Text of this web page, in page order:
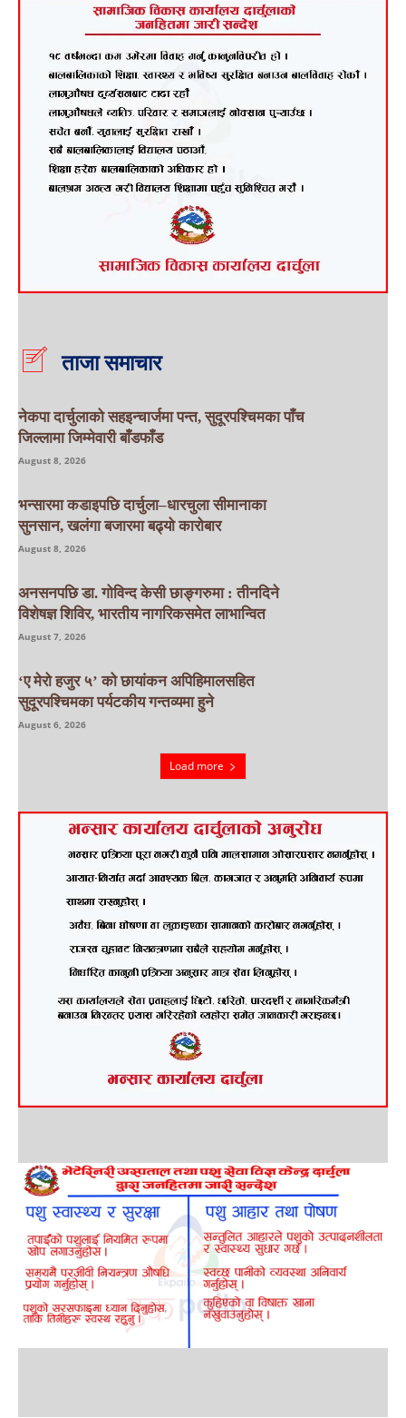
ताजा समाचार
नेकपा दार्चुलाको सहइन्चार्जमा पन्त, सुदूरपश्चिमका पाँच
जिल्लामा जिम्मेवारी बाँडफाँड
August 8, 2026
भन्सारमा कडाइपछि दार्चुला–धारचुला सीमानाका
सुनसान, खलंगा बजारमा बढ्यो कारोबार
August 8, 2026
अनसनपछि डा. गोविन्द केसी छाङ्गरुमा : तीनदिने
विशेषज्ञ शिविर, भारतीय नागरिकसमेत लाभान्वित
August 7, 2026
‘ए मेरो हजुर ५’ को छायांकन अपिहिमालसहित
सुदूरपश्चिमका पर्यटकीय गन्तव्यमा हुने
August 6, 2026
Load more